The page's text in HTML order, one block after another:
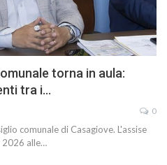
torna in aula:
tra i…
0
comunale di Casagiove. L'assise
2026 alle…